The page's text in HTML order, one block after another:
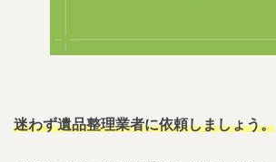
迷わず遺品整理業者に依頼しましょう。